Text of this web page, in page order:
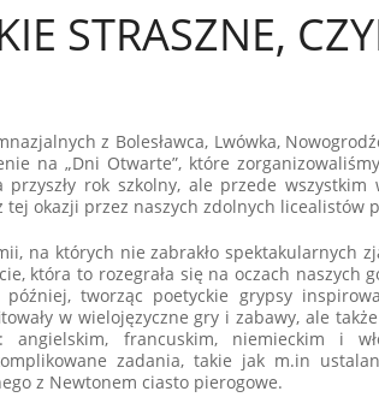
STRASZNE,
z Bolesławca, Lwówka,
na „Dni Otwarte”, które
rok szkolny, ale przede
okazji przez naszych zdolnych licealistów
na których nie zabrakło spektakularnych
która to rozegrała się na oczach naszych
tworząc poetyckie grypsy
w wielojęzyczne gry i zabawy, ale
angielskim, francuskim, niemieckim i
zadania, takie jak m.in
z Newtonem ciasto pierogowe.